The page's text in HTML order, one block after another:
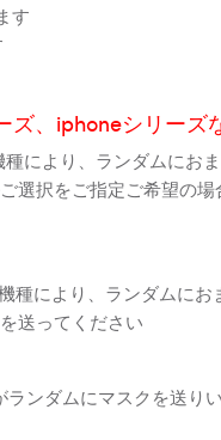
す
、iphoneシリーズ
により、ランダムにお
選択をご指定ご希望の場
種により、ランダムにお
送ってください
ンダムにマスクを送り